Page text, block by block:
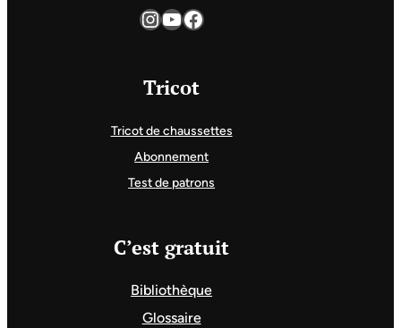
InstagramYouTube Facebook
Tricot
Tricot de chaussettes
Abonnement
Test de patrons
C’est gratuit
Bibliothèque
Glossaire